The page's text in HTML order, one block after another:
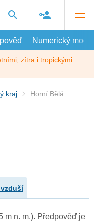
Numerický model
zítra i tropickými
kraj Horní Bělá
m n. m.). Předpověď je